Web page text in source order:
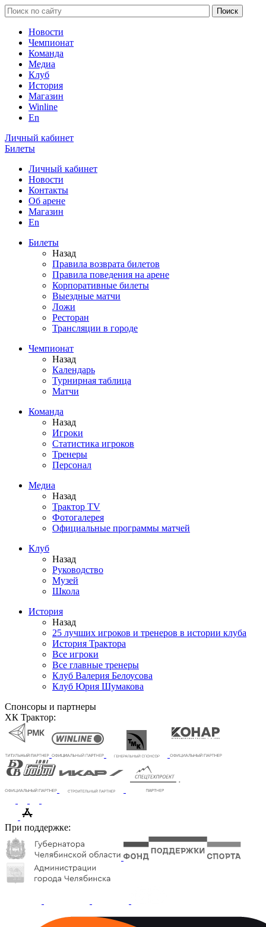
Новости
Чемпионат
Команда
Медиа
Клуб
История
Магазин
Winline
En
Личный кабинет
Билеты
Личный кабинет
Новости
Контакты
Об арене
Магазин
En
Билеты
Назад
Правила возврата билетов
Правила поведения на арене
Корпоративные билеты
Выездные матчи
Ложи
Ресторан
Трансляции в городе
Чемпионат
Назад
Календарь
Турнирная таблица
Матчи
Команда
Назад
Игроки
Статистика игроков
Тренеры
Персонал
Медиа
Назад
Трактор TV
Фотогалерея
Официальные программы матчей
Клуб
Назад
Руководство
Музей
Школа
История
Назад
25 лучших игроков и тренеров в истории клуба
История Трактора
Все игроки
Все главные тренеры
Клуб Валерия Белоусова
Клуб Юрия Шумакова
Спонсоры и партнеры
ХК Трактор:
При поддержке: